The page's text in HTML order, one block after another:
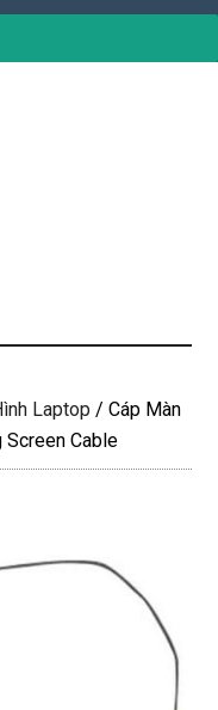
Laptop / Cáp Màn
Cable